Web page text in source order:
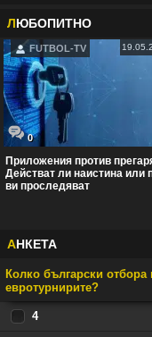
ЛЮБОПИТНО
FUTBOL-TV
0
Приложения против
Действат ли наистина или
ви проследяват
АНКЕТА
Колко български отбора
евротурнирите?
4